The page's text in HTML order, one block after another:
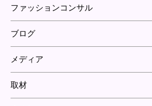
ファッションコンサル
ブログ
メディア
取材